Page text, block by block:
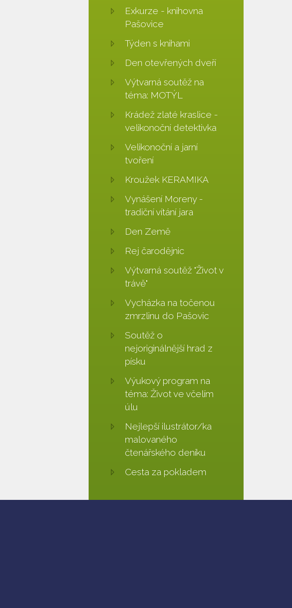
Exkurze - knihovna
Pašovice
Týden s knihami
Den otevřených dveří
Výtvarná soutěž na
téma: MOTÝL
Krádež zlaté kraslice -
velikonoční detektivka
Velikonoční a jarní
tvoření
Kroužek KERAMIKA
Vynášení Moreny -
tradiční vítání jara
Den Země
Rej čarodějnic
Výtvarná soutěž "Život v
trávě"
Vycházka na točenou
zmrzlinu do Pašovic
Soutěž o
nejoriginálnější hrad z
písku
Výukový program na
téma: Život ve včelím
úlu
Nejlepší ilustrátor/ka
malovaného
čtenářského deníku
Cesta za pokladem